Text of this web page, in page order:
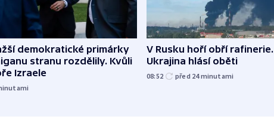
demokratické primárky
stranu rozdělily. Kvůli
Izraele
V Rusku hoří obří rafinerie.
Ukrajina hlásí oběti
08:52 před 24minutami